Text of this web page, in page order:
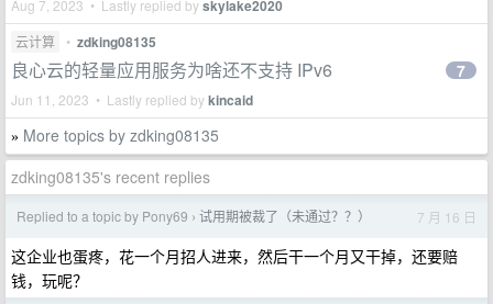
Aug 7, 2023 • Lastly replied byskylake2020
云计算 • zdking08135
良心云的轻量应用服务为啥还不支持 IPv6
Jun 11, 2023 • Lastly replied bykincaid
7
» More topics by zdking08135
zdking08135's recent replies
Replied to a topic by Pony69 › 试用期被裁了（未通过？？） 7 月 16 日
这企业也蛋疼，花一个月招人进来，然后干一个月又干掉，还要赔
钱，玩呢？